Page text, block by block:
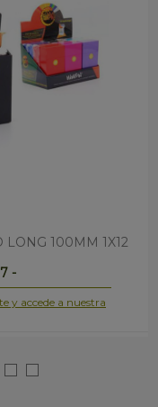
100MM 1X12
-
y accede a nuestra